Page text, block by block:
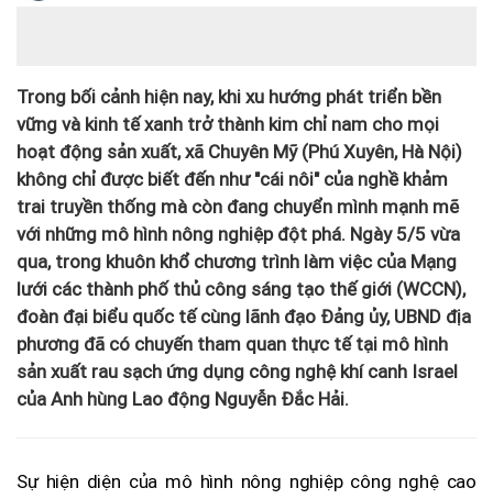
Trong bối cảnh hiện nay, khi xu hướng phát triển bền
vững và kinh tế xanh trở thành kim chỉ nam cho mọi
hoạt động sản xuất, xã Chuyên Mỹ (Phú Xuyên, Hà Nội)
không chỉ được biết đến như "cái nôi" của nghề khảm
trai truyền thống mà còn đang chuyển mình mạnh mẽ
với những mô hình nông nghiệp đột phá. Ngày 5/5 vừa
qua, trong khuôn khổ chương trình làm việc của Mạng
lưới các thành phố thủ công sáng tạo thế giới (WCCN),
đoàn đại biểu quốc tế cùng lãnh đạo Đảng ủy, UBND địa
phương đã có chuyến tham quan thực tế tại mô hình
sản xuất rau sạch ứng dụng công nghệ khí canh Israel
của Anh hùng Lao động Nguyễn Đắc Hải.
Sự hiện diện của mô hình nông nghiệp công nghệ cao